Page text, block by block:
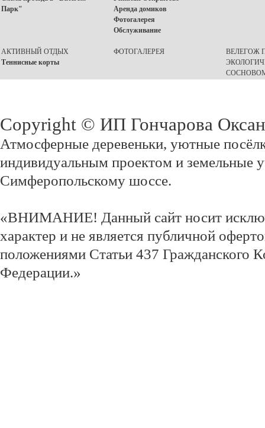
Парк"
Аренда домиков
Фотогалерея
Обслуживание
АКТИВНЫЙ ОТДЫХ
Теннисные корты
ФОТОГАЛЕРЕЯ
ВЕЛЕГОЖ
Copyright © ИП Гончарова
Атмосферные деревеньки, уютные
индивидуальным проектом и земельные
Симферопольскому шоссе.
«ВНИМАНИЕ! Данный сайт носит
характер и не является публичной
положениями Статьи 437 Гражданского
Федерации.»